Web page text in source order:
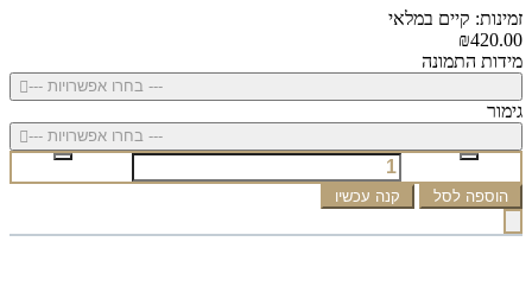
זמינות: קיים במלאי
₪420.00
מידות התמונה
--- בחרו אפשרויות ---
גימור
--- בחרו אפשרויות ---
הוספה לסל קנה עכשיו